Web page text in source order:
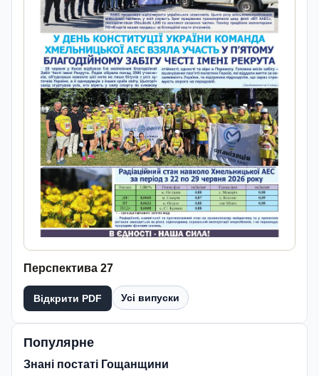
Перспектива 27
Відкрити PDF Усі випуски
Популярне
Знані постаті Гощанщини